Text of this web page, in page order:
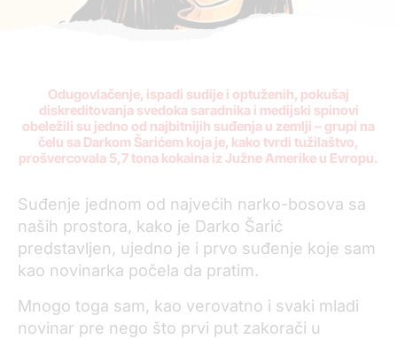
Odugovlačenje, ispadi sudije i optuženih, pokušaj
diskreditovanja svedoka saradnika i medijski spinovi
obeležili su jedno od najbitnijih suđenja u zemlji – grupi na
čelu sa Darkom Šarićem koja je, kako tvrdi tužilaštvo,
prošvercovala 5,7 tona kokaina iz Južne Amerike u Evropu.
Suđenje jednom od najvećih narko-bosova sa
naših prostora, kako je Darko Šarić
predstavljen, ujedno je i prvo suđenje koje sam
kao novinarka počela da pratim.
Mnogo toga sam, kao verovatno i svaki mladi
novinar pre nego što prvi put zakorači u